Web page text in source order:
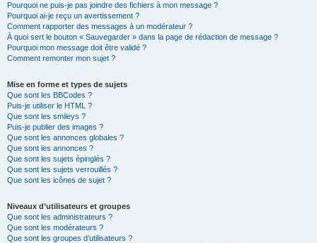
Pourquoi ne puis-je pas joindre des fichiers à mon message ?
Pourquoi ai-je reçu un avertissement ?
Comment rapporter des messages à un modérateur ?
À quoi sert le bouton « Sauvegarder » dans la page de rédaction de message ?
Pourquoi mon message doit être validé ?
Comment remonter mon sujet ?
Mise en forme et types de sujets
Que sont les BBCodes ?
Puis-je utiliser le HTML ?
Que sont les smileys ?
Puis-je publier des images ?
Que sont les annonces globales ?
Que sont les annonces ?
Que sont les sujets épinglés ?
Que sont les sujets verrouillés ?
Que sont les icônes de sujet ?
Niveaux d’utilisateurs et groupes
Que sont les administrateurs ?
Que sont les modérateurs ?
Que sont les groupes d’utilisateurs ?